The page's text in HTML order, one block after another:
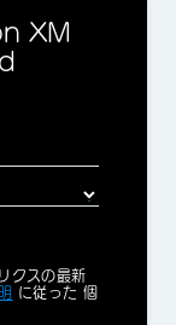
XM
クスの最新
に従った 個